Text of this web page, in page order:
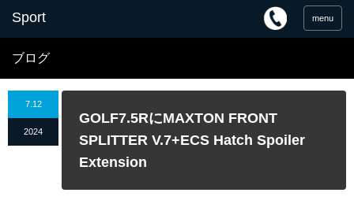
menu
ブログ
7.12
2024
GOLF7.5RにMAXTON FRONT
SPLITTER V.7+ECS Hatch Spoiler
Extension